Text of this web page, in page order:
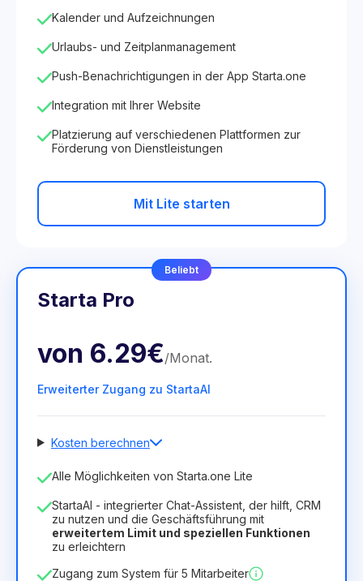
Kalender und Aufzeichnungen
Urlaubs- und Zeitplanmanagement
Push-Benachrichtigungen in der App Starta.one
Integration mit Ihrer Website
Platzierung auf verschiedenen Plattformen zur
Förderung von Dienstleistungen
Mit Lite starten
Beliebt
Starta Pro
von 6.29€/Monat.
Erweiterter Zugang zu StartaAI
Kosten berechnen
Anzahl der Mitarbeiter
Dauer der Lizenz
12 Months(Rabatt -25%) Vorteilhaft
8.99€ 6.29€ /Monat
Alle Möglichkeiten von Starta.one Lite
StartaAI - integrierter Chat-Assistent, der hilft, CRM
zu nutzen und die Geschäftsführung mit
erweitertem Limit und speziellen Funktionen
zu erleichtern
Zugang zum System für 5 Mitarbeiter